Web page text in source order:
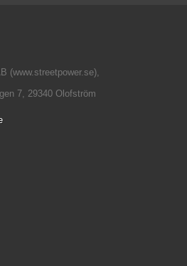
(www.streetpower.se),
7, 29340 Olofström